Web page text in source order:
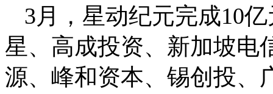
3月，星动纪元完成10
星、高成投资、新加坡电
源、峰和资本、锡创投、